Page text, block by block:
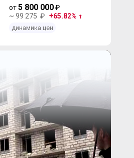
от5 800 000₽
~ 99 275 ₽
65.82%
динамика цен